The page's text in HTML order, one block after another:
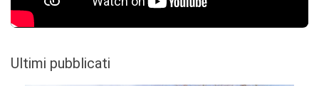
Ultimi pubblicati